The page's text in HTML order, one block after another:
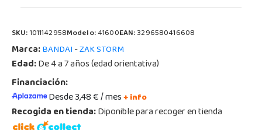
SKU:1011142958Modelo:41600EAN:3296580416608
Marca:BANDAI-ZAK STORM
Edad:De 4 a 7 años (edad orientativa)
Financiación:
Desde 3,48 € / mes+ info
Recogida en tienda:Diponible para recoger en tienda